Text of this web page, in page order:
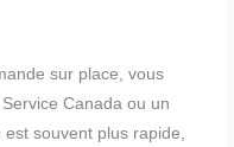
sur place, vous
Canada ou un
souvent plus rapide,